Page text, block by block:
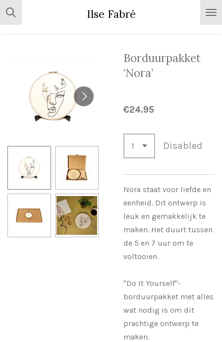
Skip
to
Ilse Fabré
Borduurpakket
‘Nora’
€24.95
Disabled
Nora staat voor liefde en
eenheid. Dit ontwerp is
leuk en gemakkelijk te
maken. Het duurt tussen
de 5 en 7 uur om te
voltooien.
"Do It Yourself"-
borduurpakket met alles
wat nodig is om dit
prachtige ontwerp te
maken.